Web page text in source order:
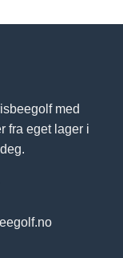
med
fra eget lager i